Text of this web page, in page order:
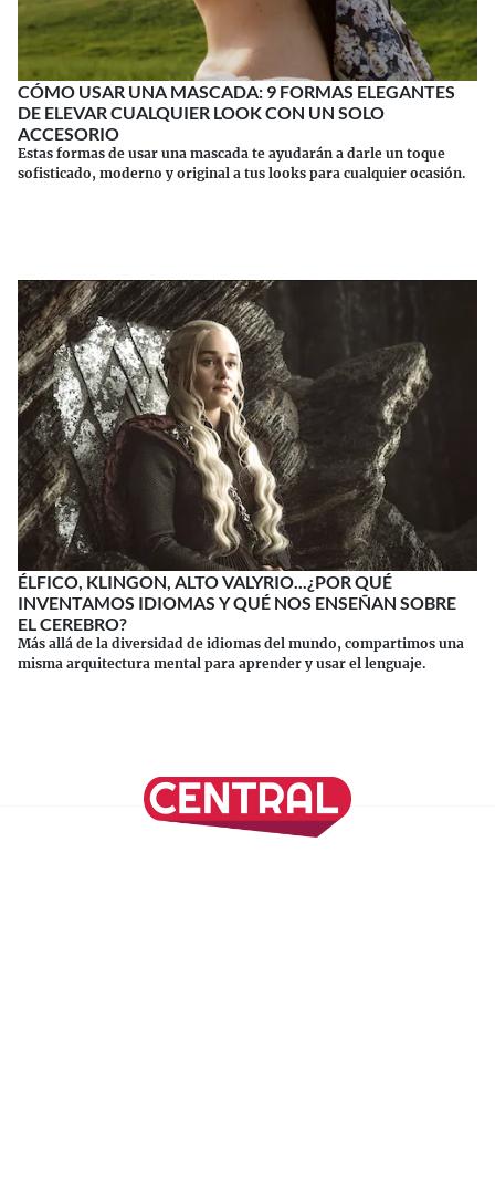
CÓMO USAR UNA MASCADA: 9 FORMAS ELEGANTES
DE ELEVAR CUALQUIER LOOK CON UN SOLO
ACCESORIO
Estas formas de usar una mascada te ayudarán a darle un toque
sofisticado, moderno y original a tus looks para cualquier ocasión.
ÉLFICO, KLINGON, ALTO VALYRIO...¿POR QUÉ
INVENTAMOS IDIOMAS Y QUÉ NOS ENSEÑAN SOBRE
EL CEREBRO?
Más allá de la diversidad de idiomas del mundo, compartimos una
misma arquitectura mental para aprender y usar el lenguaje.